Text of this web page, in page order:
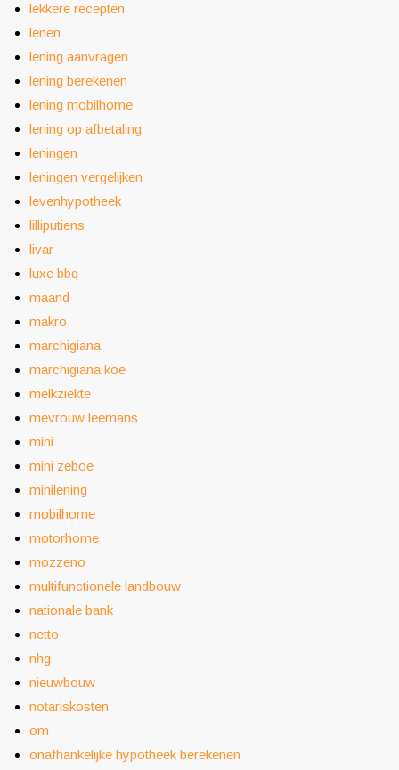
lekkere recepten
lenen
lening aanvragen
lening berekenen
lening mobilhome
lening op afbetaling
leningen
leningen vergelijken
levenhypotheek
lilliputiens
livar
luxe bbq
maand
makro
marchigiana
marchigiana koe
melkziekte
mevrouw leemans
mini
mini zeboe
minilening
mobilhome
motorhome
mozzeno
multifunctionele landbouw
nationale bank
netto
nhg
nieuwbouw
notariskosten
om
onafhankelijke hypotheek berekenen